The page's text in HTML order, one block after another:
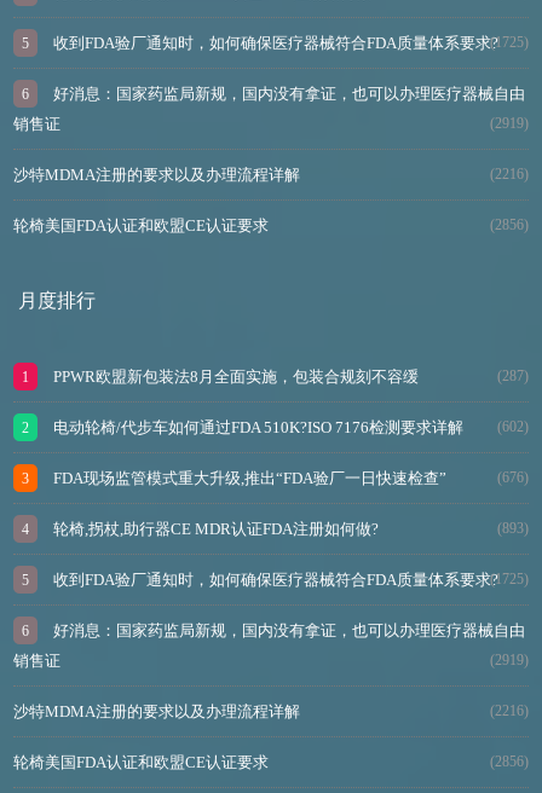
收到FDA验厂通知时，如何确保医疗器械符合FDA质量体系要求?(1725)
好消息：国家药监局新规，国内没有拿证，也可以办理医疗器械自由
销售证
(2919)
沙特MDMA注册的要求以及办理流程详解 (2216)
轮椅美国FDA认证和欧盟CE认证要求 (2856)
月度排行
PPWR欧盟新包装法8月全面实施，包装合规刻不容缓 (287)
电动轮椅/代步车如何通过FDA 510K?ISO 7176检测要求详解 (602)
FDA现场监管模式重大升级,推出“FDA验厂一日快速检查” (676)
轮椅,拐杖,助行器CE MDR认证FDA注册如何做? (893)
收到FDA验厂通知时，如何确保医疗器械符合FDA质量体系要求?(1725)
好消息：国家药监局新规，国内没有拿证，也可以办理医疗器械自由
销售证
(2919)
沙特MDMA注册的要求以及办理流程详解 (2216)
轮椅美国FDA认证和欧盟CE认证要求 (2856)